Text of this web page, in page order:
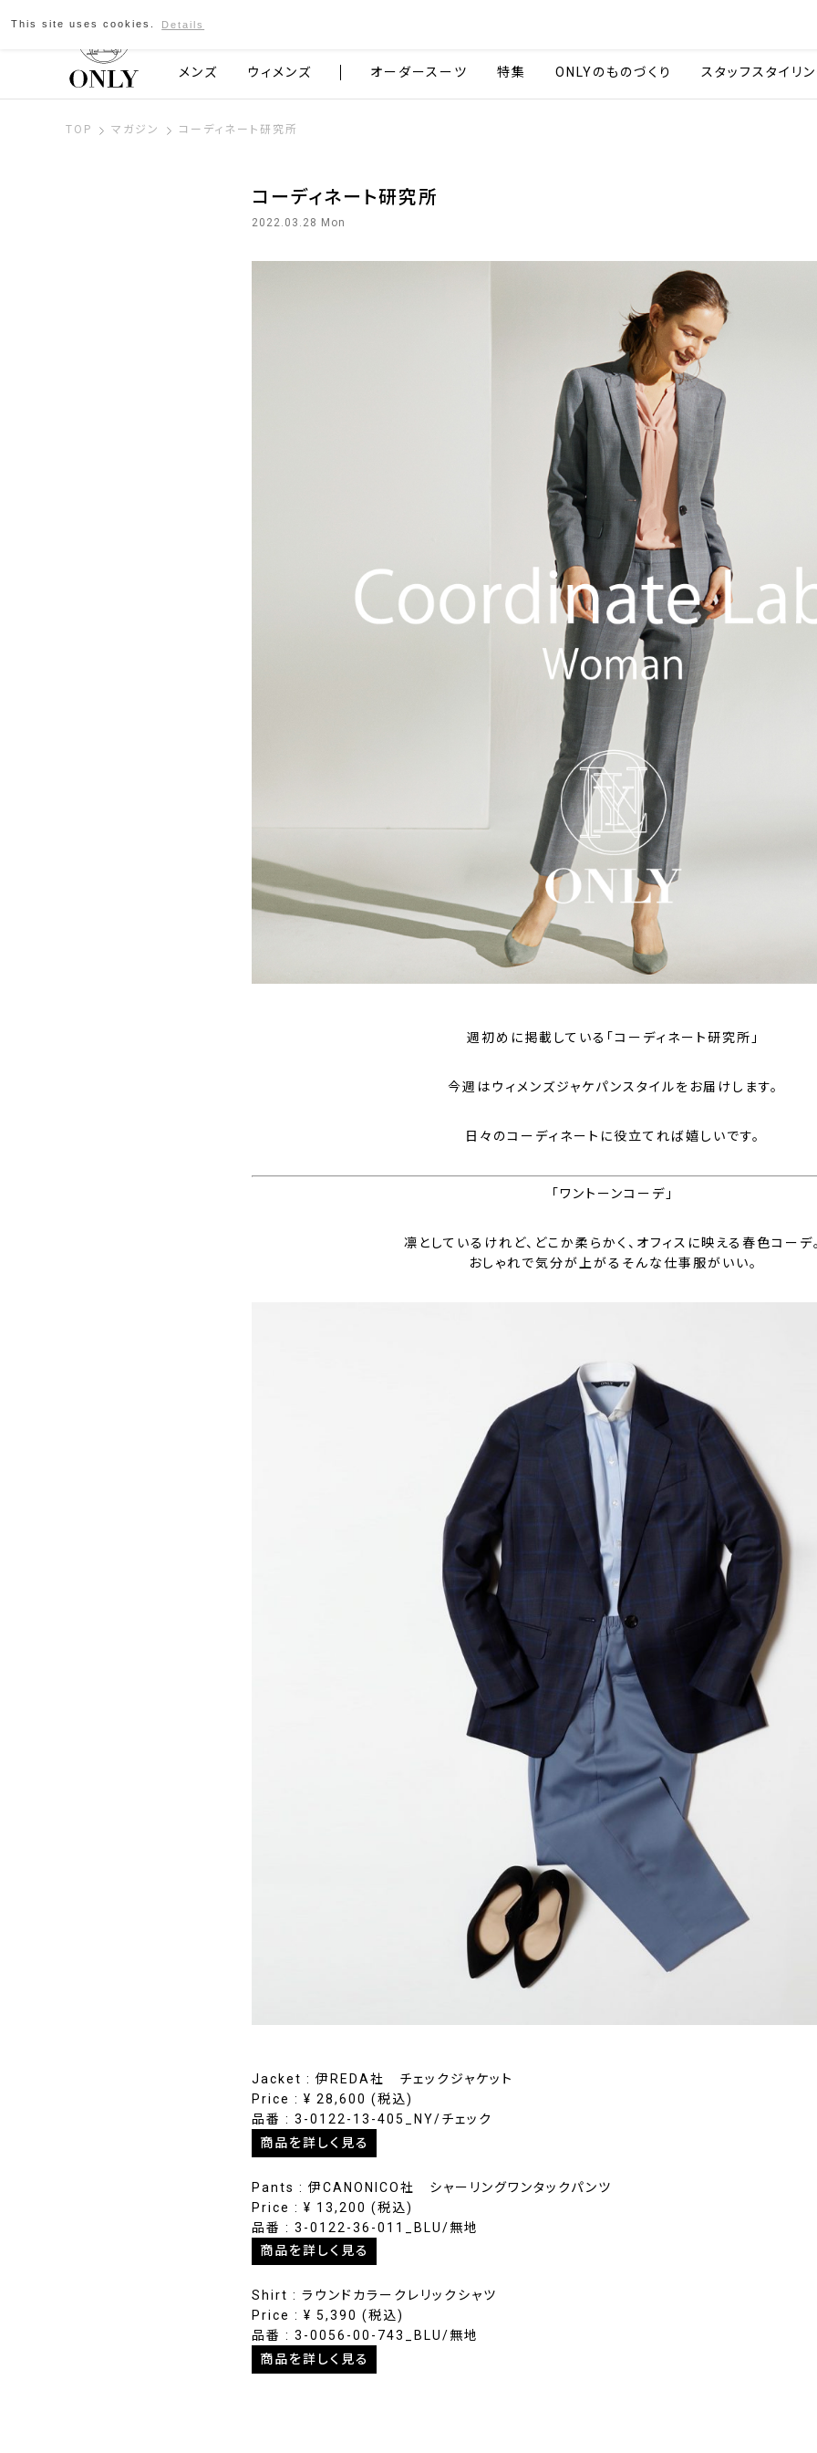
京都発のスーツブランド ONLY
メンズ ウィメンズ オーダースーツ 特集 ONLYのものづくり スタッフスタイリ
TOP マガジン コーディネート研究所
コーディネート研究所
2022.03.28 Mon
週初めに掲載している「コーディネート研究所」
今週はウィメンズジャケパンスタイルをお届けします。
日々のコーディネートに役立てれば嬉しいです。
「ワントーンコーデ」
凛としているけれど、どこか柔らかく、オフィスに映える春色コーデ
おしゃれで気分が上がるそんな仕事服がいい。
Jacket : 伊REDA社 チェックジャケット
Price : ¥ 28,600 (税込)
品番 : 3-0122-13-405_NY/チェック
商品を詳しく見る
Pants : 伊CANONICO社 シャーリングワンタックパンツ
Price : ¥ 13,200 (税込)
品番 : 3-0122-36-011_BLU/無地
商品を詳しく見る
Shirt : ラウンドカラークレリックシャツ
Price : ¥ 5,390 (税込)
品番 : 3-0056-00-743_BLU/無地
商品を詳しく見る
This site uses cookies. Details